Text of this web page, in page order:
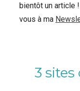
bientôt un article
vous à ma
3